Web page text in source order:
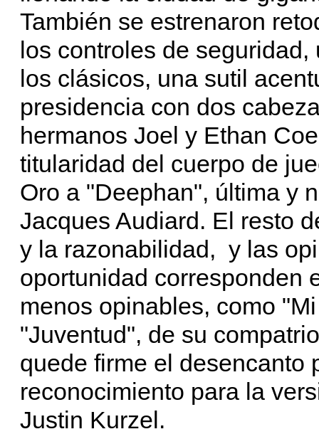
También se estrenaron
los controles de
los clásicos, una sutil
presidencia con dos
hermanos Joel y Ethan
titularidad del cuerpo de
Oro a "Deephan", última y
Jacques Audiard. El resto
y la razonabilidad, y las
oportunidad corresponden
menos opinables, como
"Juventud", de su
quede firme el desencanto
reconocimiento para la
Justin Kurzel.